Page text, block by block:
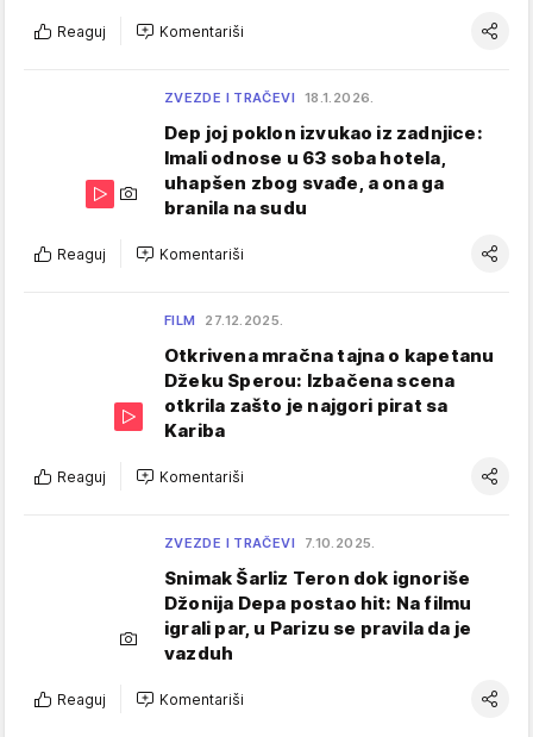
Reaguj Komentariši
ZVEZDE I TRAČEVI 18.1.2026.
Dep joj poklon izvukao iz zadnjice:
Imali odnose u 63 soba hotela,
uhapšen zbog svađe, a ona ga
branila na sudu
Reaguj Komentariši
FILM 27.12.2025.
Otkrivena mračna tajna o kapetanu
Džeku Sperou: Izbačena scena
otkrila zašto je najgori pirat sa
Kariba
Reaguj Komentariši
ZVEZDE I TRAČEVI 7.10.2025.
Snimak Šarliz Teron dok ignoriše
Džonija Depa postao hit: Na filmu
igrali par, u Parizu se pravila da je
vazduh
Reaguj Komentariši